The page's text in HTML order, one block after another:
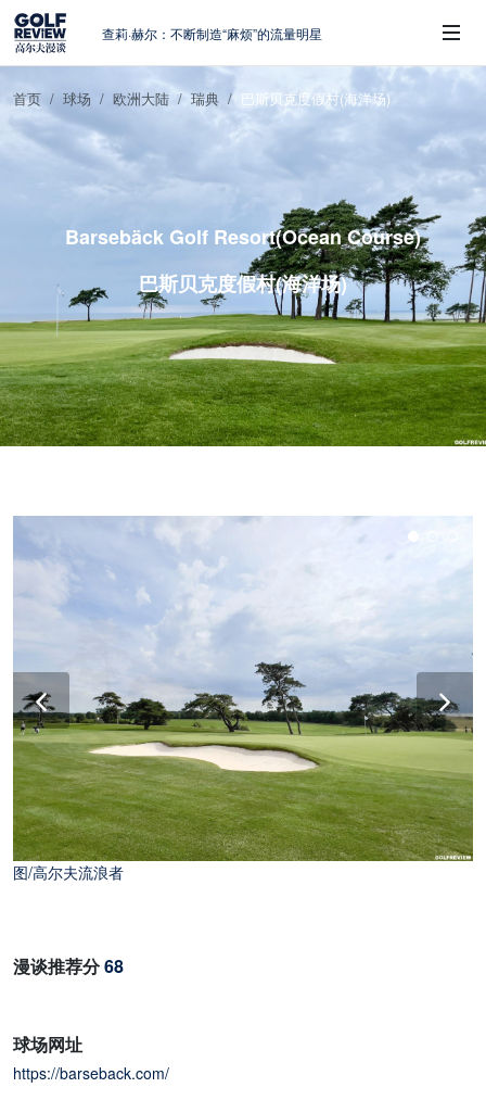
查莉·赫尔：不断制造“麻烦”的流量明星
的差距在哪？
大满贯球场设置的演变和期许
AIG英国女子公开赛，一场大满贯的50年
蜕变
避暑北海道：原始森林中挥杆，美食与清
Menu
首页 球场 欧洲大陆 瑞典 巴斯贝克度假村(海洋场)
Barsebäck Golf Resort(Ocean Course)
巴斯贝克度假村(海洋场)
图/高尔夫流浪者
图/高尔夫流浪者
漫谈推荐分68
球场网址
https://barseback.com/